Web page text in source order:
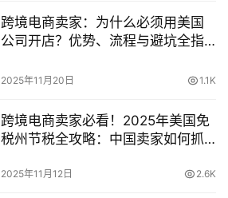
跨境电商卖家：为什么必须用美国
公司开店？优势、流程与避坑全指
2025年11月20日 1.1K
跨境电商卖家必看！2025年美国免
税州节税全攻略：中国卖家如何抓
2025年11月12日 2.6K